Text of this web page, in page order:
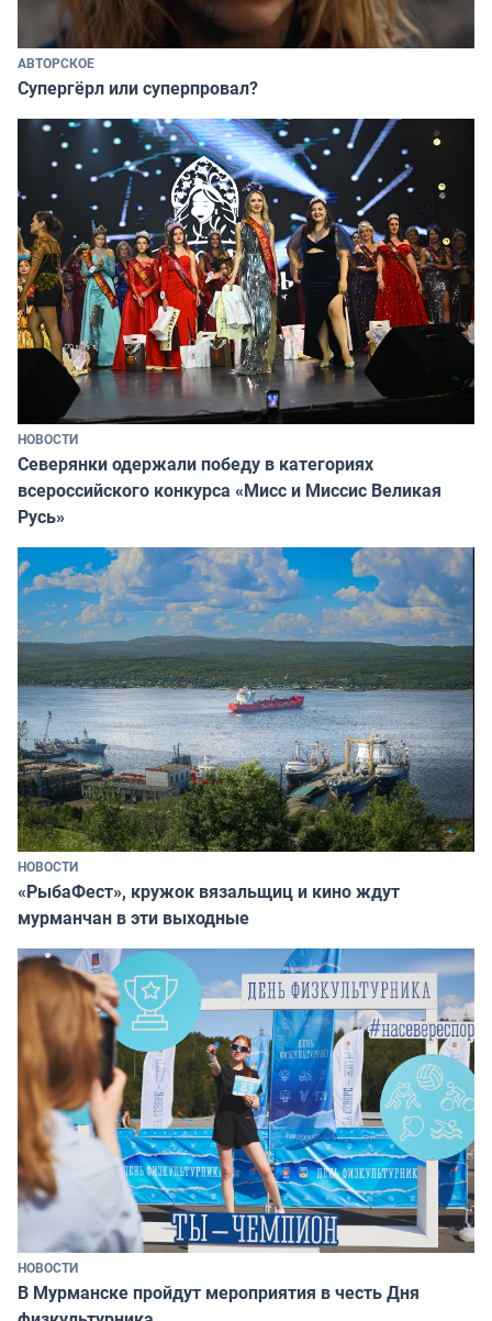
АВТОРСКОЕ
Супергёрл или суперпровал?
НОВОСТИ
Северянки одержали победу в категориях
всероссийского конкурса «Мисс и Миссис Великая
Русь»
НОВОСТИ
«РыбаФест», кружок вязальщиц и кино ждут
мурманчан в эти выходные
НОВОСТИ
В Мурманске пройдут мероприятия в честь Дня